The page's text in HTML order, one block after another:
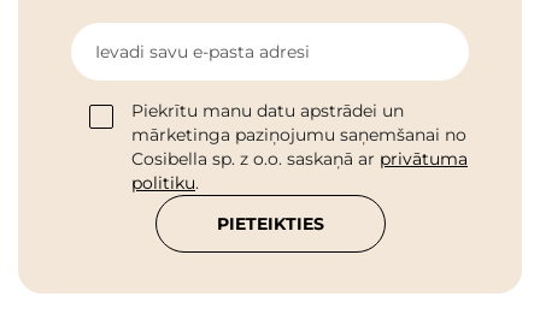
Ievadi savu e-pasta adresi
Piekrītu manu datu apstrādei un
mārketinga paziņojumu saņemšanai no
Cosibella sp. z o.o. saskaņā ar privātuma
politiku.
PIETEIKTIES